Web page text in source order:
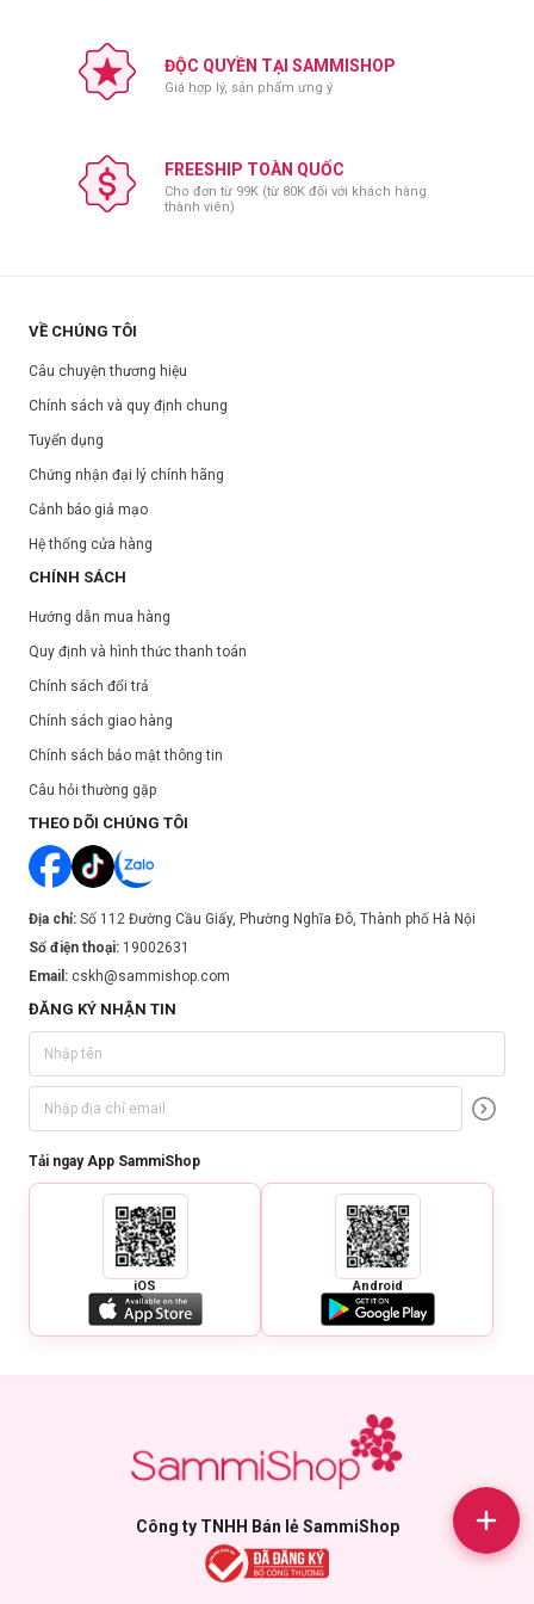
Dung tích:
Hạn sử dụng:
36 tháng
Ngày sản xuất:
ĐỘC QUYỀN TẠI SAMMISHOP
Giá hợp lý, sản phẩm ưng ý
FREESHIP TOÀN QUỐC
Cho đơn từ 99K (từ 80K đối với khách hàng
thành viên)
VỀ CHÚNG TÔI
Câu chuyện thương hiệu
Chính sách và quy định chung
Tuyển dụng
Chứng nhận đại lý chính hãng
Cảnh báo giả mạo
Hệ thống cửa hàng
CHÍNH SÁCH
Hướng dẫn mua hàng
Quy định và hình thức thanh toán
Chính sách đổi trả
Chính sách giao hàng
Chính sách bảo mật thông tin
Câu hỏi thường gặp
THEO DÕI CHÚNG TÔI
Địa chỉ: Số 112 Đường Cầu Giấy, Phường Nghĩa Đô, Thành phố Hà Nội
Số điện thoại: 19002631
Email: cskh@sammishop.com
ĐĂNG KÝ NHẬN TIN
Tải ngay App SammiShop
iOS Android
Công ty TNHH Bán lẻ SammiShop